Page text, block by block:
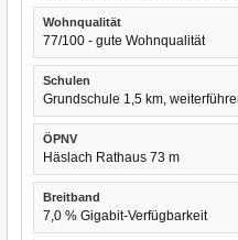
Wohnqualität
77/100 - gute Wohnqualität
Schulen
Grundschule 1,5 km,
ÖPNV
Häslach Rathaus 73 m
Breitband
7,0 % Gigabit-Verfügbarkeit